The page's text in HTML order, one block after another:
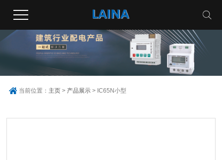
当前位置： 主页 > 产品展示 > IC65N小型